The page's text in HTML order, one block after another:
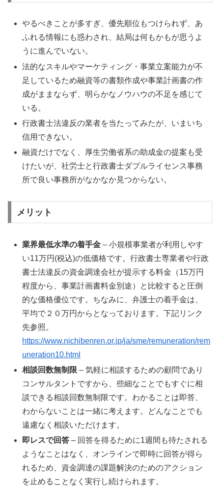
やるべきことが多すぎ、優先順位もつけられず、あ
ふれる情報にも惑わされ、結局は何もかもが思うよ
うに進んでいない。
法的なスキルやマーケティング・事業立案能力が不
足しているため融資等の書類作成や事業計画書の作
成がままならず、明らかなノウハウの不足を感じて
いる。
行政書士法違反の業者を当たってみたが、いまいち
信用できない。
融資だけでなく、厚生労働省系の助成金の提案も受
けたいが、社労士と行政書士ダブルライセンス事務
所で良い事務所がなかなか見つからない。
メリット
業界最低水準の着手金 – 小規模事業者が利用しやす
い11万円(税込)の低価格です。行政書士専業者や行政
書士法違反の資金調達会社が提示する料金（15万円
程度から、事業計画書料金別途）と比較すると圧倒
的な価格優位です。ちなみに、弁護士の着手金は、
平均で２０万円からとなっております。下記リンク
先参照。
https://www.nichibenren.or.jp/ja/sme/remuneration/rem
uneration10.html
相談回数無制限 – 気軽に相談するための顧問であり
コンサルタントですから、些細なことでもすぐに相
談できる相談回数無制限です。わかることは即答、
わからないことは一緒に考えます。どんなことでも
遠慮なく相談いただけます。
即レスで回答 – 回答を得るために1週間も待たされる
ようなことはなく、オンラインで即時に回答が得ら
れるため、資金調達の課題解決のためのアクション
を止めることなく実行し続けられます。